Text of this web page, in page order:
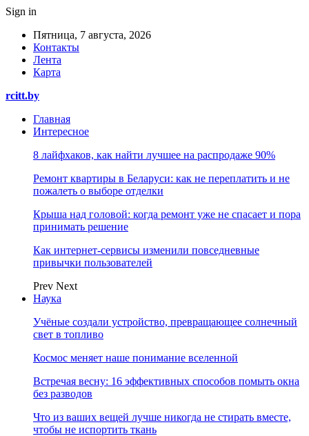
Sign in
Пятница, 7 августа, 2026
Контакты
Лента
Карта
rcitt.by
Главная
Интересное
8 лайфхаков, как найти лучшее на распродаже 90%
Ремонт квартиры в Беларуси: как не переплатить и не
пожалеть о выборе отделки
Крыша над головой: когда ремонт уже не спасает и пора
принимать решение
Как интернет-сервисы изменили повседневные
привычки пользователей
Prev Next
Наука
Учёные создали устройство, превращающее солнечный
свет в топливо
Космос меняет наше понимание вселенной
Встречая весну: 16 эффективных способов помыть окна
без разводов
Что из ваших вещей лучше никогда не стирать вместе,
чтобы не испортить ткань